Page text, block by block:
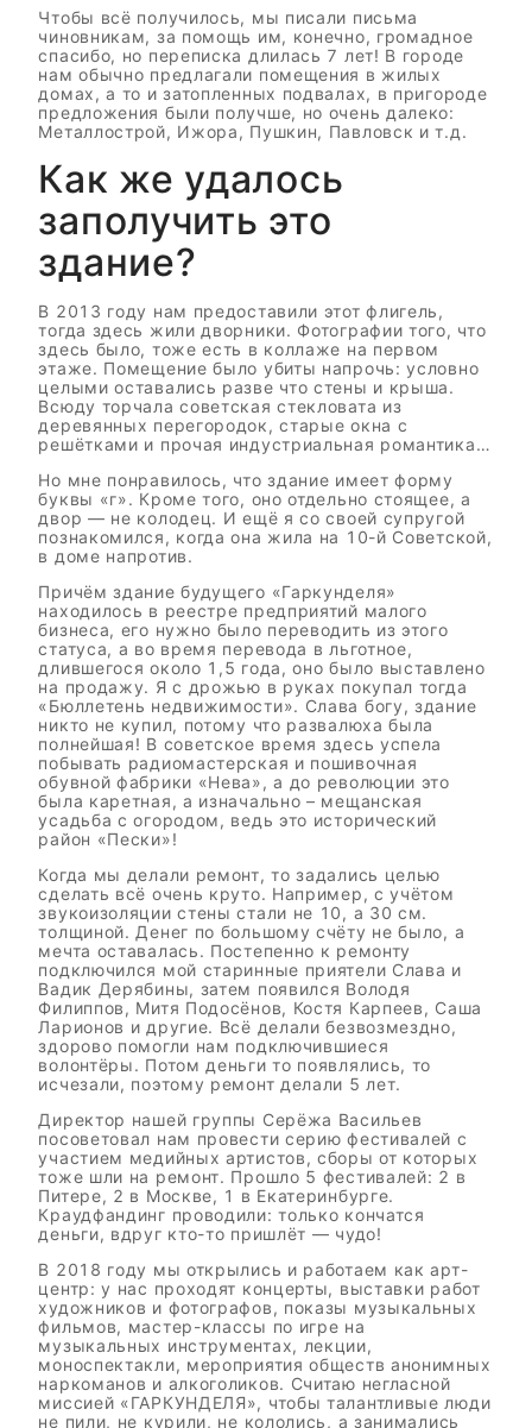
Чтобы всё получилось, мы писали письма
чиновникам, за помощь им, конечно, громадное
спасибо, но переписка длилась 7 лет! В городе
нам обычно предлагали помещения в жилых
домах, а то и затопленных подвалах, в пригороде
предложения были получше, но очень далеко:
Металлострой, Ижора, Пушкин, Павловск и т.д.
Как же удалось
заполучить это
здание?
В 2013 году нам предоставили этот флигель,
тогда здесь жили дворники. Фотографии того, что
здесь было, тоже есть в коллаже на первом
этаже. Помещение было убиты напрочь: условно
целыми оставались разве что стены и крыша.
Всюду торчала советская стекловата из
деревянных перегородок, старые окна с
решётками и прочая индустриальная романтика…
Но мне понравилось, что здание имеет форму
буквы «г». Кроме того, оно отдельно стоящее, а
двор — не колодец. И ещё я со своей супругой
познакомился, когда она жила на 10-й Советской,
в доме напротив.
Причём здание будущего «Гаркунделя»
находилось в реестре предприятий малого
бизнеса, его нужно было переводить из этого
статуса, а во время перевода в льготное,
длившегося около 1,5 года, оно было выставлено
на продажу. Я с дрожью в руках покупал тогда
«Бюллетень недвижимости». Слава богу, здание
никто не купил, потому что развалюха была
полнейшая! В советское время здесь успела
побывать радиомастерская и пошивочная
обувной фабрики «Нева», а до революции это
была каретная, а изначально – мещанская
усадьба с огородом, ведь это исторический
район «Пески»!
Когда мы делали ремонт, то задались целью
сделать всё очень круто. Например, с учётом
звукоизоляции стены стали не 10, а 30 см.
толщиной. Денег по большому счёту не было, а
мечта оставалась. Постепенно к ремонту
подключился мой старинные приятели Слава и
Вадик Дерябины, затем появился Володя
Филиппов, Митя Подосёнов, Костя Карпеев, Саша
Ларионов и другие. Всё делали безвозмездно,
здорово помогли нам подключившиеся
волонтёры. Потом деньги то появлялись, то
исчезали, поэтому ремонт делали 5 лет.
Директор нашей группы Серёжа Васильев
посоветовал нам провести серию фестивалей с
участием медийных артистов, сборы от которых
тоже шли на ремонт. Прошло 5 фестивалей: 2 в
Питере, 2 в Москве, 1 в Екатеринбурге.
Краудфандинг проводили: только кончатся
деньги, вдруг кто-то пришлёт — чудо!
В 2018 году мы открылись и работаем как арт-
центр: у нас проходят концерты, выставки работ
художников и фотографов, показы музыкальных
фильмов, мастер-классы по игре на
музыкальных инструментах, лекции,
моноспектакли, мероприятия обществ анонимных
наркоманов и алкоголиков. Считаю негласной
миссией «ГАРКУНДЕЛЯ», чтобы талантливые люди
не пили, не курили, не кололись, а занимались